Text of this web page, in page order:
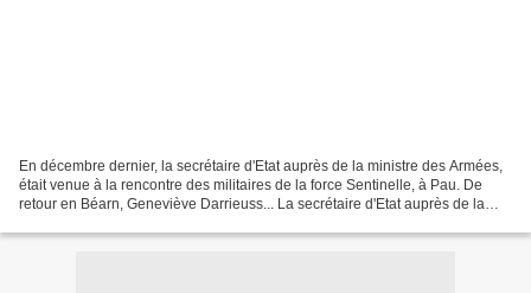
En décembre dernier, la secrétaire d'Etat auprès de la ministre des Armées,
était venue à la rencontre des militaires de la force Sentinelle, à Pau. De
retour en Béarn, Geneviève Darrieuss... La secrétaire d'Etat auprès de la